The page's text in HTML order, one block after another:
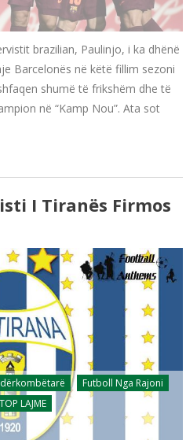
brazilian, Paulinjo, i ka dhënë
Barcelonës në këtë fillim sezoni
shumë të frikshëm dhe të
në “Kamp Nou”. Ata sot
I Tiranës Firmos
Futboll Nga Rajoni
TOP LAJME